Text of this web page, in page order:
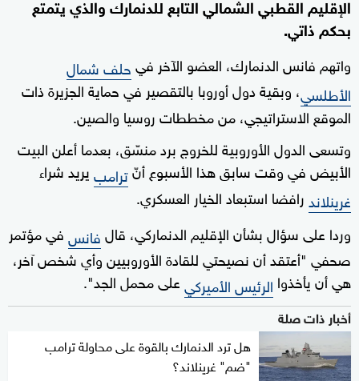
الإقليم القطبي الشمالي التابع للدنمارك والذي يتمتع
بحكم ذاتي.
واتهم فانس الدنمارك، العضو الآخر فيحلف شمال
الأطلسي، وبقية دول أوروبا بالتقصير في حماية الجزيرة ذات
الموقع الاستراتيجي، من مخططات روسيا والصين.
وتسعى الدول الأوروبية للخروج برد منسّق، بعدما أعلن البيت
الأبيض في وقت سابق هذا الأسبوع أنّترامبيريد شراء
غرينلاندرافضا استبعاد الخيار العسكري.
وردا على سؤال بشأن الإقليم الدنماركي، قالفانسفي مؤتمر
صحفي "أعتقد أن نصيحتي للقادة الأوروبيين وأي شخص آخر،
هي أن يأخذوا الرئيس الأميركيعلى محمل الجد".
أخبار ذات صلة
هل ترد الدنمارك بالقوة على محاولة ترامب
"ضم" غرينلاند؟